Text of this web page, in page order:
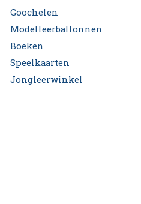
Goochelen
Modelleerballonnen
Boeken
Speelkaarten
Jongleerwinkel